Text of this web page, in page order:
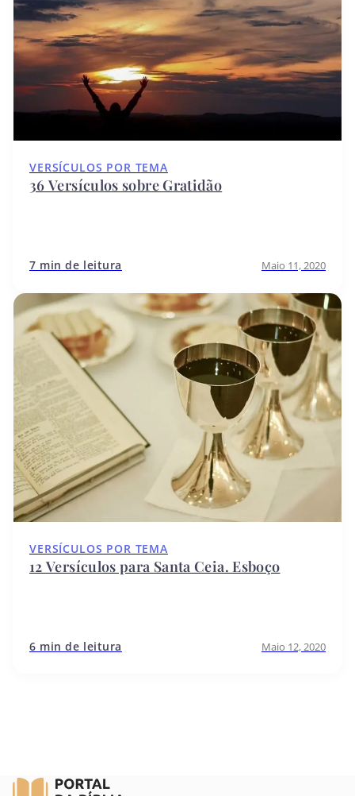
VERSÍCULOS POR TEMA
36 Versículos sobre Gratidão
7 min de leitura Maio 11, 2020
VERSÍCULOS POR TEMA
12 Versículos para Santa Ceia. Esboço
6 min de leitura Maio 12, 2020